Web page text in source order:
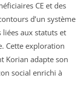
CE et des
d’un système
aux statuts et
Cette exploration
Korian adapte son
social enrichi à